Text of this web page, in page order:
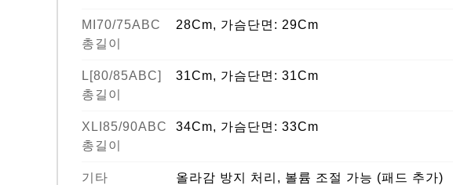
MI70/75ABC
총길이
28Cm, 가슴단면: 29Cm
L[80/85ABC]
총길이
31Cm, 가슴단면: 31Cm
XLI85/90ABC
총길이
34Cm, 가슴단면: 33Cm
기타 올라감 방지 처리, 볼륨 조절 가능 (패드 추가)